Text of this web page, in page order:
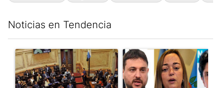
Noticias en Tendencia
Un artículo de tendencia con el título "Qué queda de la ley de
Un artículo de tendencia con